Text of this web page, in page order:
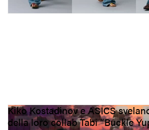
Kiko Kostadinov e ASICS
della loro collab Tabi “Buckle